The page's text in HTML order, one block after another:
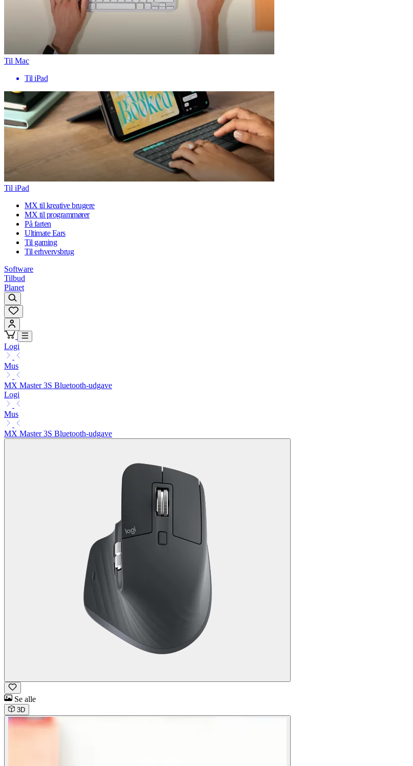
Til Mac
Til iPad
Til iPad
MX til kreative brugere
MX til programmører
På farten
Ultimate Ears
Til gaming
Til erhvervsbrug
Software
Tilbud
Planet
Logi
Mus
MX Master 3S Bluetooth-udgave
Logi
Mus
MX Master 3S Bluetooth-udgave
Se alle
3D